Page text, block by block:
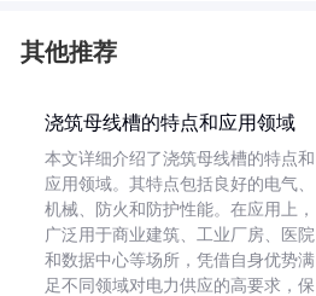
其他推荐
浇筑母线槽的特点和应用领域
本文详细介绍了浇筑母线槽的特点和
应用领域。其特点包括良好的电气、
机械、防火和防护性能。在应用上，
广泛用于商业建筑、工业厂房、医院
和数据中心等场所，凭借自身优势满
足不同领域对电力供应的高要求，保